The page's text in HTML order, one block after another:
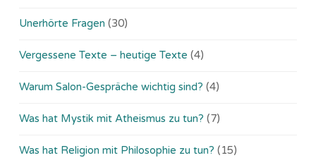
Unerhörte Fragen (30)
Vergessene Texte – heutige Texte (4)
Warum Salon-Gespräche wichtig sind? (4)
Was hat Mystik mit Atheismus zu tun? (7)
Was hat Religion mit Philosophie zu tun? (15)